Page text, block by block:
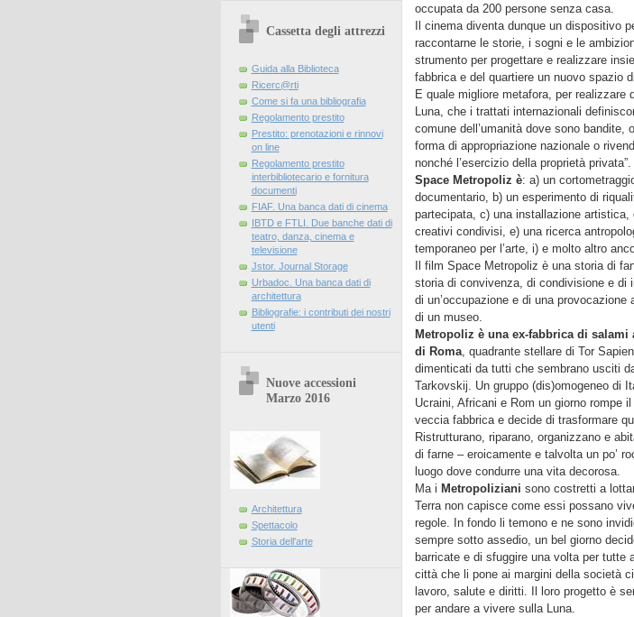
Cassetta degli attrezzi
Guida alla Biblioteca
Ricerc@rti
Come si fa una bibliografia
Regolamento prestito
Prestito: prenotazioni e rinnovi
on line
Regolamento prestito
interbibliotecario e fornitura
documenti
FIAF. Una banca dati di cinema
IBTD e FTLI. Due banche dati di
teatro, danza, cinema e
televisione
Jstor. Journal Storage
Urbadoc. Una banca dati di
architettura
Bibliografie: i contributi dei nostri
utenti
Nuove accessioni
Marzo 2016
Architettura
Spettacolo
Storia dell'arte
occupata da 200 persone senza casa.
Il cinema diventa dunque un dispositivo
raccontarne le storie, i sogni e le
strumento per progettare e realizzare
fabbrica e del quartiere un nuovo spazio
E quale migliore metafora, per realizzare
Luna, che i trattati internazionali
comune dell’umanità dove sono bandite,
forma di appropriazione nazionale o
nonché l’esercizio della proprietà privata”.
Space Metropoliz è: a) un
documentario, b) un esperimento di
partecipata, c) una installazione artistica,
creativi condivisi, e) una ricerca
temporaneo per l’arte, i) e molto altro
Il film Space Metropoliz è una storia di
storia di convivenza, di condivisione e di
di un’occupazione e di una provocazione
di un museo.
Metropoliz è una ex-fabbrica di salami
di Roma, quadrante stellare di Tor
dimenticati da tutti che sembrano usciti
Tarkovskij. Un gruppo (dis)omogeneo di
Ucraini, Africani e Rom un giorno rompe
veccia fabbrica e decide di trasformare
Ristrutturano, riparano, organizzano e
di farne – eroicamente e talvolta un po’
luogo dove condurre una vita decorosa.
Ma i Metropoliziani sono costretti a
Terra non capisce come essi possano
regole. In fondo li temono e ne sono
sempre sotto assedio, un bel giorno
barricate e di sfuggire una volta per tutte
città che li pone ai margini della società
lavoro, salute e diritti. Il loro progetto è
per andare a vivere sulla Luna.